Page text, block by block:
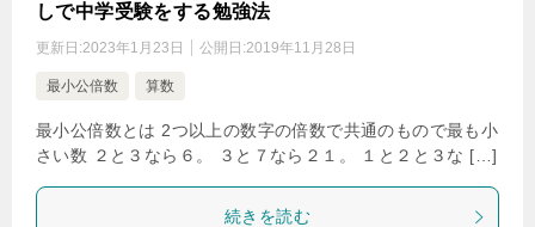
しで中学受験をする勉強法
更新日:2023年1月23日 公開日:2019年11月28日
最小公倍数 算数
最小公倍数とは 2つ以上の数字の倍数で共通のもので最も小
さい数 ２と３なら６。 ３と７なら２１。 １と２と３な […]
続きを読む